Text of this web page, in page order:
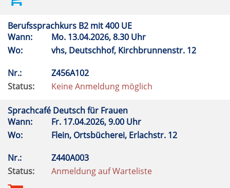
Berufssprachkurs B2 mit 400 UE
Wann:
Mo. 13.04.2026, 8.30 Uhr
Wo:
vhs, Deutschhof, Kirchbrunnenstr. 12
Nr.:
Z456A102
Status:
Keine Anmeldung möglich
Sprachcafé Deutsch für Frauen
Wann:
Fr. 17.04.2026, 9.00 Uhr
Wo:
Flein, Ortsbücherei, Erlachstr. 12
Nr.:
Z440A003
Status:
Anmeldung auf Warteliste